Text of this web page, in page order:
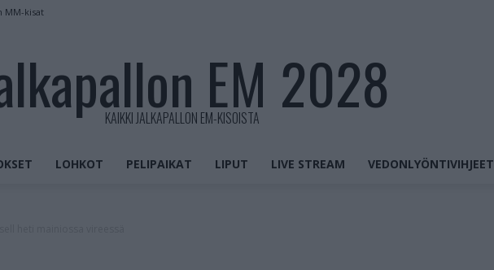
MM-kisat
EM 2028
KAIKKI JALKAPALLON EM-KISOISTA
LOHKOT PELIPAIKAT LIPUT LIVE STREAM VEDONLYÖNTIVIHJEET